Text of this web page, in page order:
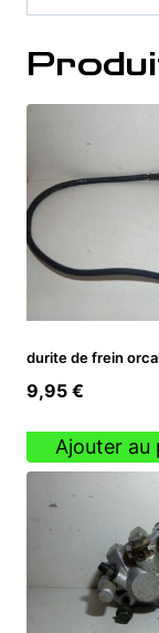
durite de frein
9,95 €
Ajouter au